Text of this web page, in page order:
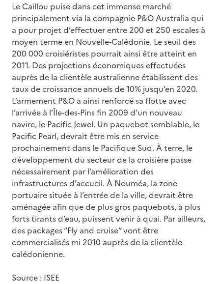
Le Caillou puise dans cet immense marché
principalement via la compagnie P&O Australia qui
a pour projet d’effectuer entre 200 et 250 escales à
moyen terme en Nouvelle-Calédonie. Le seuil des
200 000 croisiéristes pourrait ainsi être atteint en
2011. Des projections économiques effectuées
auprès de la clientèle australienne établissent des
taux de croissance annuels de 10% jusqu’en 2020.
L’armement P&O a ainsi renforcé sa flotte avec
l’arrivée à l’Île-des-Pins fin 2009 d’un nouveau
navire, le Pacific Jewel. Un paquebot semblable, le
Pacific Pearl, devrait être mis en service
prochainement dans le Pacifique Sud. À terre, le
développement du secteur de la croisière passe
nécessairement par l’amélioration des
infrastructures d’accueil. À Nouméa, la zone
portuaire située à l’entrée de la ville, devrait être
aménagée afin que de plus gros paquebots, à plus
forts tirants d’eau, puissent venir à quai. Par ailleurs,
des packages “Fly and cruise” vont être
commercialisés mi 2010 auprès de la clientèle
calédonienne.
Source : ISEE